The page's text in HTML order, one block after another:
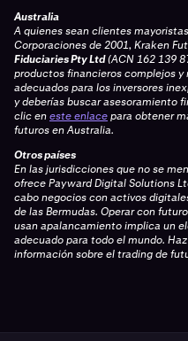
Australia
A quienes sean clientes
Corporaciones de 2001, Kraken
Fiduciaries Pty Ltd(ACN 162 139
productos financieros complejos y
adecuados para los inversores
y deberías buscar asesoramiento
clic eneste enlacepara obtener
futuros en Australia.
Otros países
En las jurisdicciones que no se
ofrece Payward Digital Solutions
cabo negocios con activos
de las Bermudas. Operar con
usan apalancamiento implica un
adecuado para todo el mundo.
información sobre el trading de